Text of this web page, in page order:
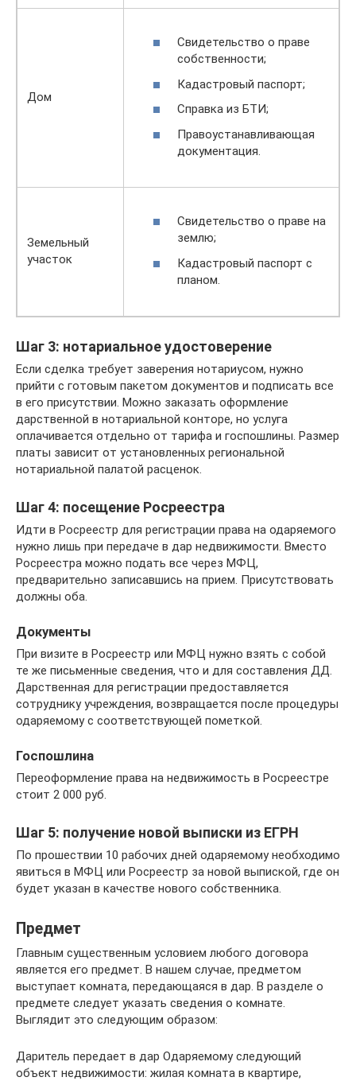
Дом
Свидетельство о праве
собственности;
Кадастровый паспорт;
Справка из БТИ;
Правоустанавливающая
документация.
Земельный
участок
Свидетельство о праве на
землю;
Кадастровый паспорт с
планом.
Шаг 3: нотариальное удостоверение
Если сделка требует заверения нотариусом, нужно
прийти с готовым пакетом документов и подписать все
в его присутствии. Можно заказать оформление
дарственной в нотариальной конторе, но услуга
оплачивается отдельно от тарифа и госпошлины. Размер
платы зависит от установленных региональной
нотариальной палатой расценок.
Шаг 4: посещение Росреестра
Идти в Росреестр для регистрации права на одаряемого
нужно лишь при передаче в дар недвижимости. Вместо
Росреестра можно подать все через МФЦ,
предварительно записавшись на прием. Присутствовать
должны оба.
Документы
При визите в Росреестр или МФЦ нужно взять с собой
те же письменные сведения, что и для составления ДД.
Дарственная для регистрации предоставляется
сотруднику учреждения, возвращается после процедуры
одаряемому с соответствующей пометкой.
Госпошлина
Переоформление права на недвижимость в Росреестре
стоит 2 000 руб.
Шаг 5: получение новой выписки из ЕГРН
По прошествии 10 рабочих дней одаряемому необходимо
явиться в МФЦ или Росреестр за новой выпиской, где он
будет указан в качестве нового собственника.
Предмет
Главным существенным условием любого договора
является его предмет. В нашем случае, предметом
выступает комната, передающаяся в дар. В разделе о
предмете следует указать сведения о комнате.
Выглядит это следующим образом:
Даритель передает в дар Одаряемому следующий
объект недвижимости: жилая комната в квартире,